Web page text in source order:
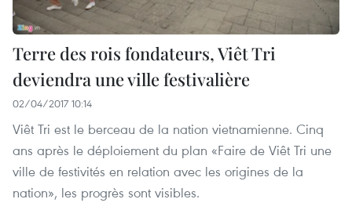
Terre des rois fondateurs, Viêt Tri
deviendra une ville festivalière
02/04/2017 10:14
Viêt Tri est le berceau de la nation vietnamienne. Cinq
ans après le déploiement du plan «Faire de Viêt Tri une
ville de festivités en relation avec les origines de la
nation», les progrès sont visibles.